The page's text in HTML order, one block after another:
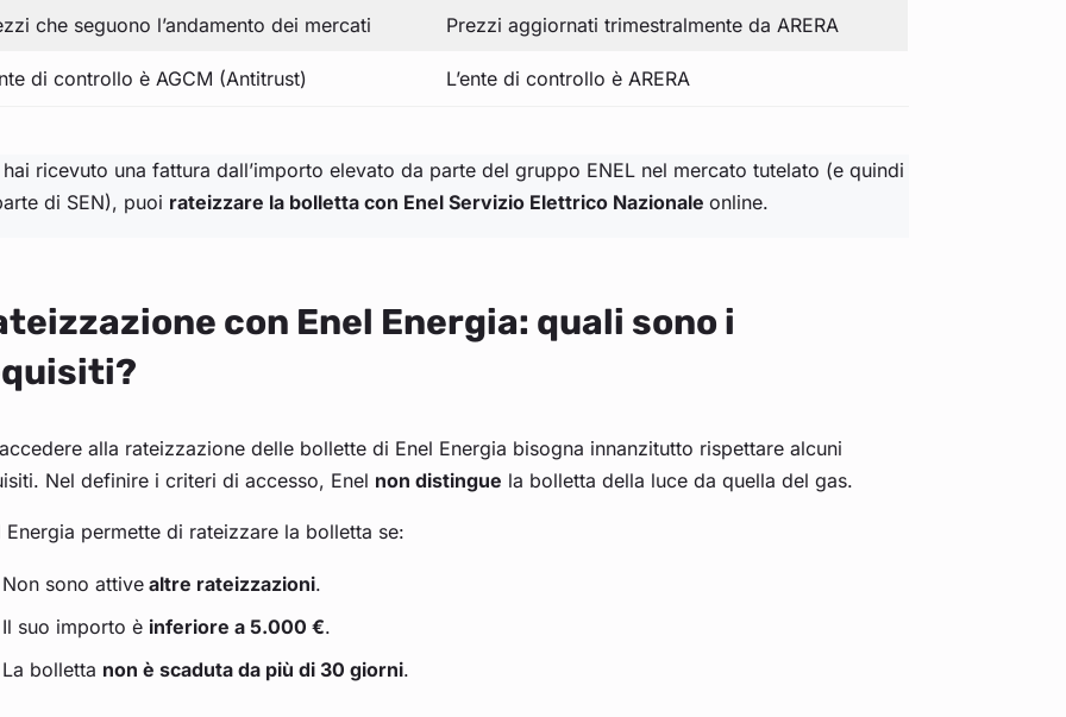
che seguono l’andamento dei mercati Prezzi aggiornati trimestralmente da ARERA
di controllo è AGCM (Antitrust) L’ente di controllo è ARERA
hai ricevuto una fattura dall’importo elevato da parte del gruppo ENEL nel mercato tutelato (e quindi
di SEN), puoi rateizzare la bolletta con Enel Servizio Elettrico Nazionale online.
con Enel Energia: quali sono i
alla rateizzazione delle bollette di Enel Energia bisogna innanzitutto rispettare alcuni
Nel definire i criteri di accesso, Enel non distingue la bolletta della luce da quella del gas.
Energia permette di rateizzare la bolletta se:
Non sono attive altre rateizzazioni.
Il suo importo è inferiore a 5.000 €.
La bolletta non è scaduta da più di 30 giorni.